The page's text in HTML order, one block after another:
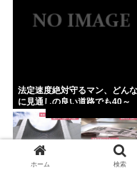
法定速度絶対守るマン、どんな
に見通しの良い道路でも40～
60km以上出さない
ホーム 検索